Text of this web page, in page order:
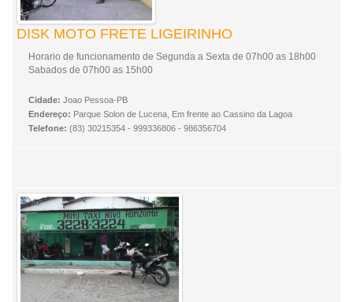
DISK MOTO FRETE LIGEIRINHO
Horario de funcionamento de Segunda a Sexta de 07h00 as 18h00
Sabados de 07h00 as 15h00
Cidade: Joao Pessoa-PB
Endereço: Parque Solon de Lucena, Em frente ao Cassino da Lagoa
Telefone: (83) 30215354 - 999336806 - 986356704